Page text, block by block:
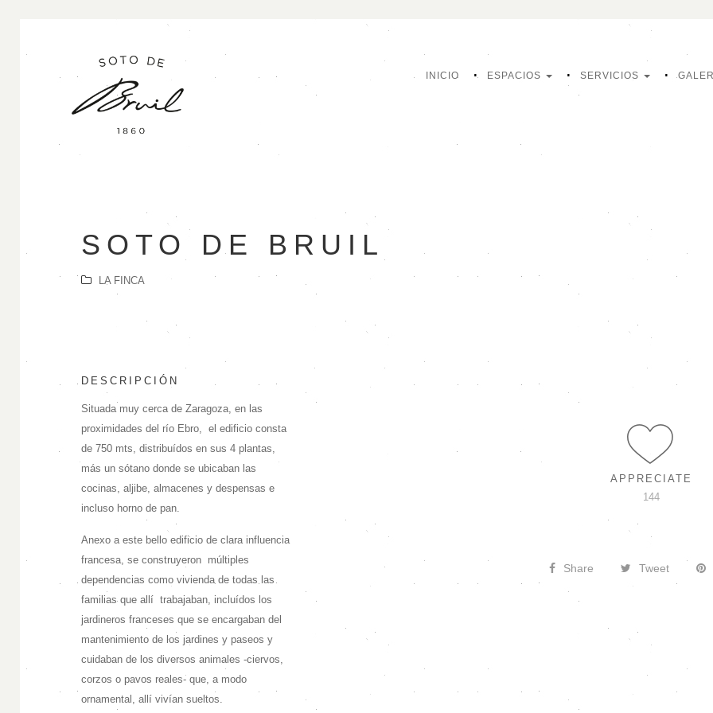
INICIO ESPACIOS SERVICIOS
SOTO DE BRUIL
LA FINCA
DESCRIPCIÓN
Situada muy cerca de Zaragoza, en las
proximidades del río Ebro, el edificio consta
de 750 mts, distribuídos en sus 4 plantas,
más un sótano donde se ubicaban las
cocinas, aljibe, almacenes y despensas e
incluso horno de pan.
Anexo a este bello edificio de clara influencia
francesa, se construyeron múltiples
dependencias como vivienda de todas las
familias que allí trabajaban, incluídos los
jardineros franceses que se encargaban del
mantenimiento de los jardines y paseos y
cuidaban de los diversos animales -ciervos,
corzos o pavos reales- que, a modo
ornamental, allí vivían sueltos.
APPRECIATE
144
Share Tweet